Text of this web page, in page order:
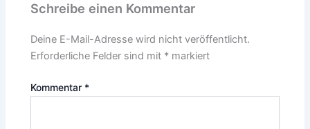
Schreibe einen Kommentar
Deine E-Mail-Adresse wird nicht veröffentlicht.
Erforderliche Felder sind mit * markiert
Kommentar *